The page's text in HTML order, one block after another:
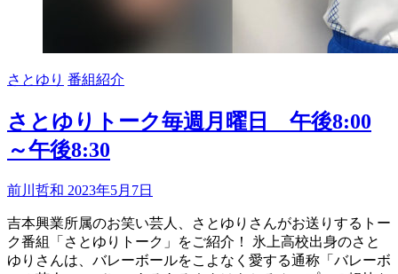
さとゆり 番組紹介
さとゆりトーク毎週月曜日 午後8:00
～午後8:30
前川哲和 2023年5月7日
吉本興業所属のお笑い芸人、さとゆりさんがお送りするトー
ク番組「さとゆりトーク」をご紹介！ 氷上高校出身のさと
ゆりさんは、バレーボールをこよなく愛する通称「バレーボ